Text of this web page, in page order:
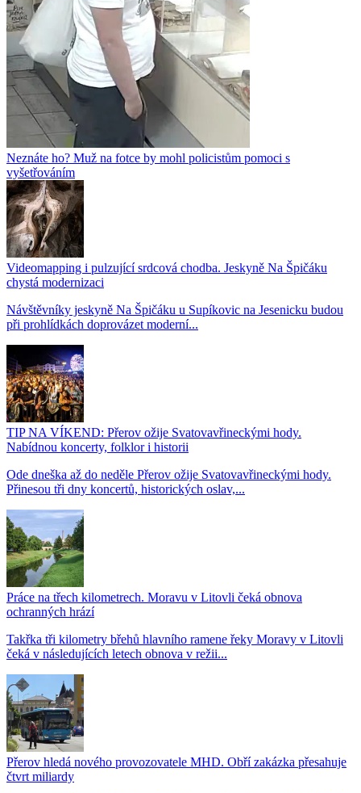
Neznáte ho? Muž na fotce by mohl policistům pomoci s
vyšetřováním
Videomapping i pulzující srdcová chodba. Jeskyně Na Špičáku
chystá modernizaci
Návštěvníky jeskyně Na Špičáku u Supíkovic na Jesenicku budou
při prohlídkách doprovázet moderní...
TIP NA VÍKEND: Přerov ožije Svatovavřineckými hody.
Nabídnou koncerty, folklor i historii
Ode dneška až do neděle Přerov ožije Svatovavřineckými hody.
Přinesou tři dny koncertů, historických oslav,...
Práce na třech kilometrech. Moravu v Litovli čeká obnova
ochranných hrází
Takřka tři kilometry břehů hlavního ramene řeky Moravy v Litovli
čeká v následujících letech obnova v režii...
Přerov hledá nového provozovatele MHD. Obří zakázka přesahuje
čtvrt miliardy